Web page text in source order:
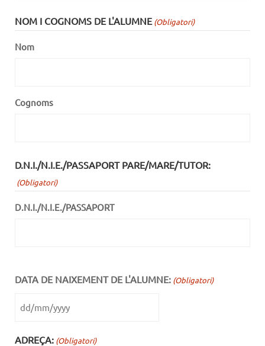
NOM I COGNOMS DE L'ALUMNE (Obligatori)
Nom
Cognoms
D.N.I./N.I.E./PASSAPORT PARE/MARE/TUTOR:
(Obligatori)
D.N.I./N.I.E./PASSAPORT
DATA DE NAIXEMENT DE L'ALUMNE: (Obligatori)
ADREÇA: (Obligatori)